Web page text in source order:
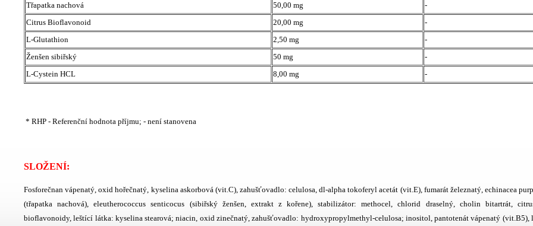
Třapatka nachová
50,00 mg
-
Citrus Bioflavonoid
20,00 mg
-
L-Glutathion
2,50 mg
-
Ženšen sibiřský
50 mg
-
L-Cystein HCL
8,00 mg -
* RHP - Referenční hodnota příjmu; - není stanovena
SLOŽENÍ:
Fosforečnan vápenatý, oxid hořečnatý, kyselina askorbová (vit.C), zahušťovadlo: celulosa, dl-alpha tokoferyl acetát (vit.E), fumarát železnatý, echinacea
(třapatka nachová), eleutherococcus senticocus (sibiřský ženšen, extrakt z kořene), stabilizátor: methocel, chlorid draselný, cholin bitartrát,
bioflavonoidy, leštící látka: kyselina stearová; niacin, oxid zinečnatý, zahušťovadlo: hydroxypropylmethyl-celulosa; inositol, pantotenát vápenatý (vit.B5),